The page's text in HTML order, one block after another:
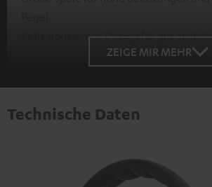
Reflexionsarmes Design für gut
ZEIGE MIR MEHR
Technische Daten